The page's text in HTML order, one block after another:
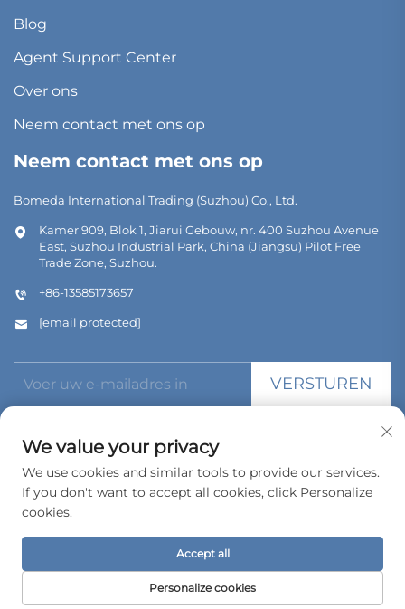
Blog
Agent Support Center
Over ons
Neem contact met ons op
Neem contact met ons op
Bomeda International Trading (Suzhou) Co., Ltd.
Kamer 909, Blok 1, Jiarui Gebouw, nr. 400 Suzhou Avenue
East, Suzhou Industrial Park, China (Jiangsu) Pilot Free
Trade Zone, Suzhou.
+86-13585173657
[email protected]
VERSTUREN
Copyright © 2026 Bomeda International Trading (Suzhou) Co.,
Privacybeleid
We value your privacy
We use cookies and similar tools to provide our services.
If you don't want to accept all cookies, click Personalize
cookies.
Personalize cookies
Accept all